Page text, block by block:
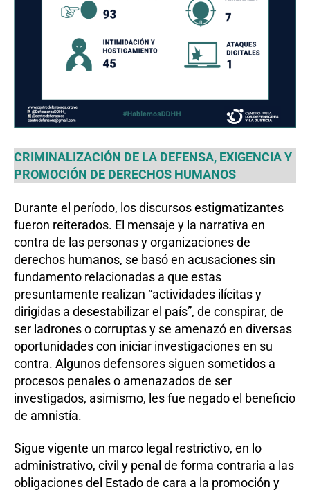
CRIMINALIZACIÓN DE LA DEFENSA, EXIGENCIA Y
PROMOCIÓN DE DERECHOS HUMANOS
Durante el período, los discursos estigmatizantes
fueron reiterados. El mensaje y la narrativa en
contra de las personas y organizaciones de
derechos humanos, se basó en acusaciones sin
fundamento relacionadas a que estas
presuntamente realizan “actividades ilícitas y
dirigidas a desestabilizar el país”, de conspirar, de
ser ladrones o corruptas y se amenazó en diversas
oportunidades con iniciar investigaciones en su
contra. Algunos defensores siguen sometidos a
procesos penales o amenazados de ser
investigados, asimismo, les fue negado el beneficio
de amnistía.
Sigue vigente un marco legal restrictivo, en lo
administrativo, civil y penal de forma contraria a las
obligaciones del Estado de cara a la promoción y